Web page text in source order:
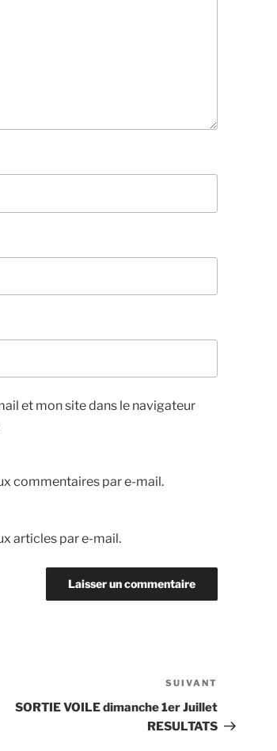
et mon site dans le navigateur
commentaires par e-mail.
articles par e-mail.
suivant
SUIVANT
SORTIE VOILE dimanche 1er Juillet
RESULTATS